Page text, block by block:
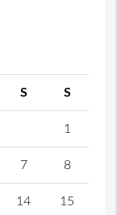
S S
1
7 8
14 15